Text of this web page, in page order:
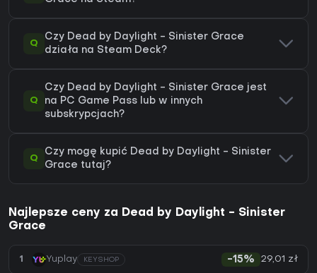
Q
Czy Dead by Daylight - Sinister Grace
działa na Steam Deck?
Q
Czy Dead by Daylight - Sinister Grace jest
na PC Game Pass lub w innych
subskrypcjach?
Q
Czy mogę kupić Dead by Daylight - Sinister
Grace tutaj?
Najlepsze ceny za Dead by Daylight - Sinister
Grace
1 Yuplay KEYSHOP -15% 29,01 zł